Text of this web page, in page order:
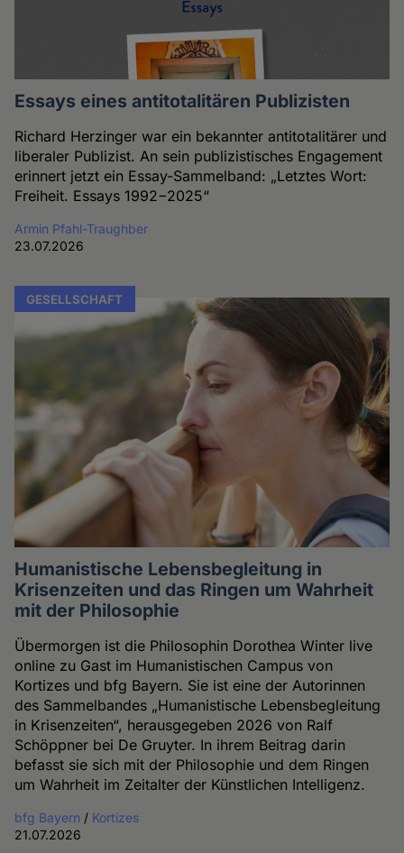
Essays eines antitotalitären Publizisten
Richard Herzinger war ein bekannter antitotalitärer und
liberaler Publizist. An sein publizistisches Engagement
erinnert jetzt ein Essay-Sammelband: „Letztes Wort:
Freiheit. Essays 1992−2025“
Armin Pfahl-Traughber
23.07.2026
GESELLSCHAFT
Humanistische Lebensbegleitung in
Krisenzeiten und das Ringen um Wahrheit
mit der Philosophie
Übermorgen ist die Philosophin Dorothea Winter live
online zu Gast im Humanistischen Campus von
Kortizes und bfg Bayern. Sie ist eine der Autorinnen
des Sammelbandes „Humanistische Lebensbegleitung
in Krisenzeiten“, herausgegeben 2026 von Ralf
Schöppner bei De Gruyter. In ihrem Beitrag darin
befasst sie sich mit der Philosophie und dem Ringen
um Wahrheit im Zeitalter der Künstlichen Intelligenz.
bfg Bayern / Kortizes
21.07.2026